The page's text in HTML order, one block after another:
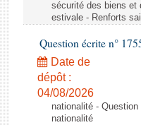
Baromètre de
Dossiers législatifs
Budget et sécurité sociale
Questions écrites et
Comptes rendus des
sécurité des biens et
estivale - Renforts
Question écrite n°
Date de
dépôt :
04/08/2026
nationalité -
nationalité